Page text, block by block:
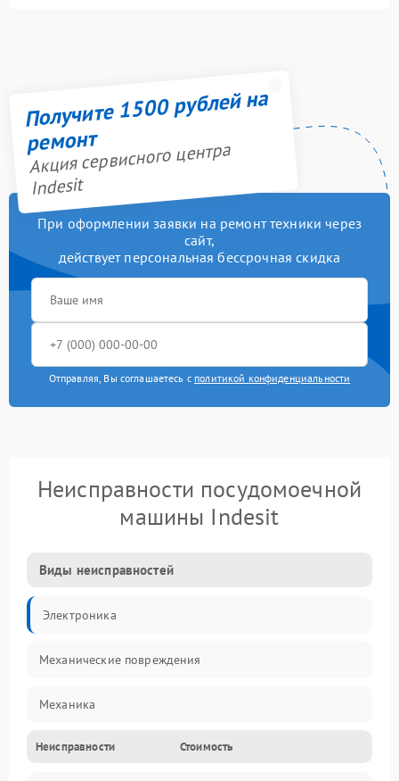
Получите 1500 рублей на
ремонт
Акция сервисного центра
Indesit
При оформлении заявки на ремонт техники через
сайт,
действует персональная бессрочная скидка
Отправляя, Вы соглашаетесь с политикой конфиденциальности
Неисправности посудомоечной
машины Indesit
Виды неисправностей
Электроника
Механические повреждения
Механика
Управление
Неисправности Стоимость